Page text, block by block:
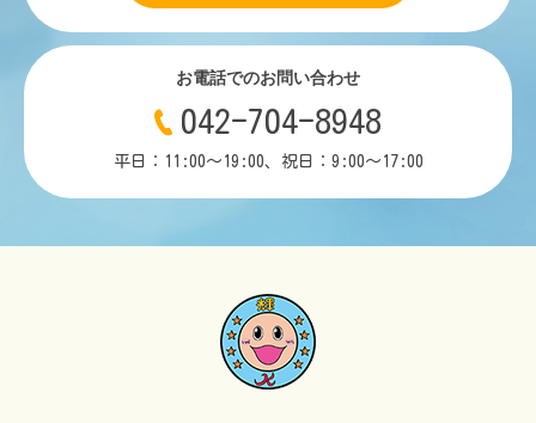
お電話でのお問い合わせ
042-704-8948
平日：11:00～19:00、祝日：9:00～17:00